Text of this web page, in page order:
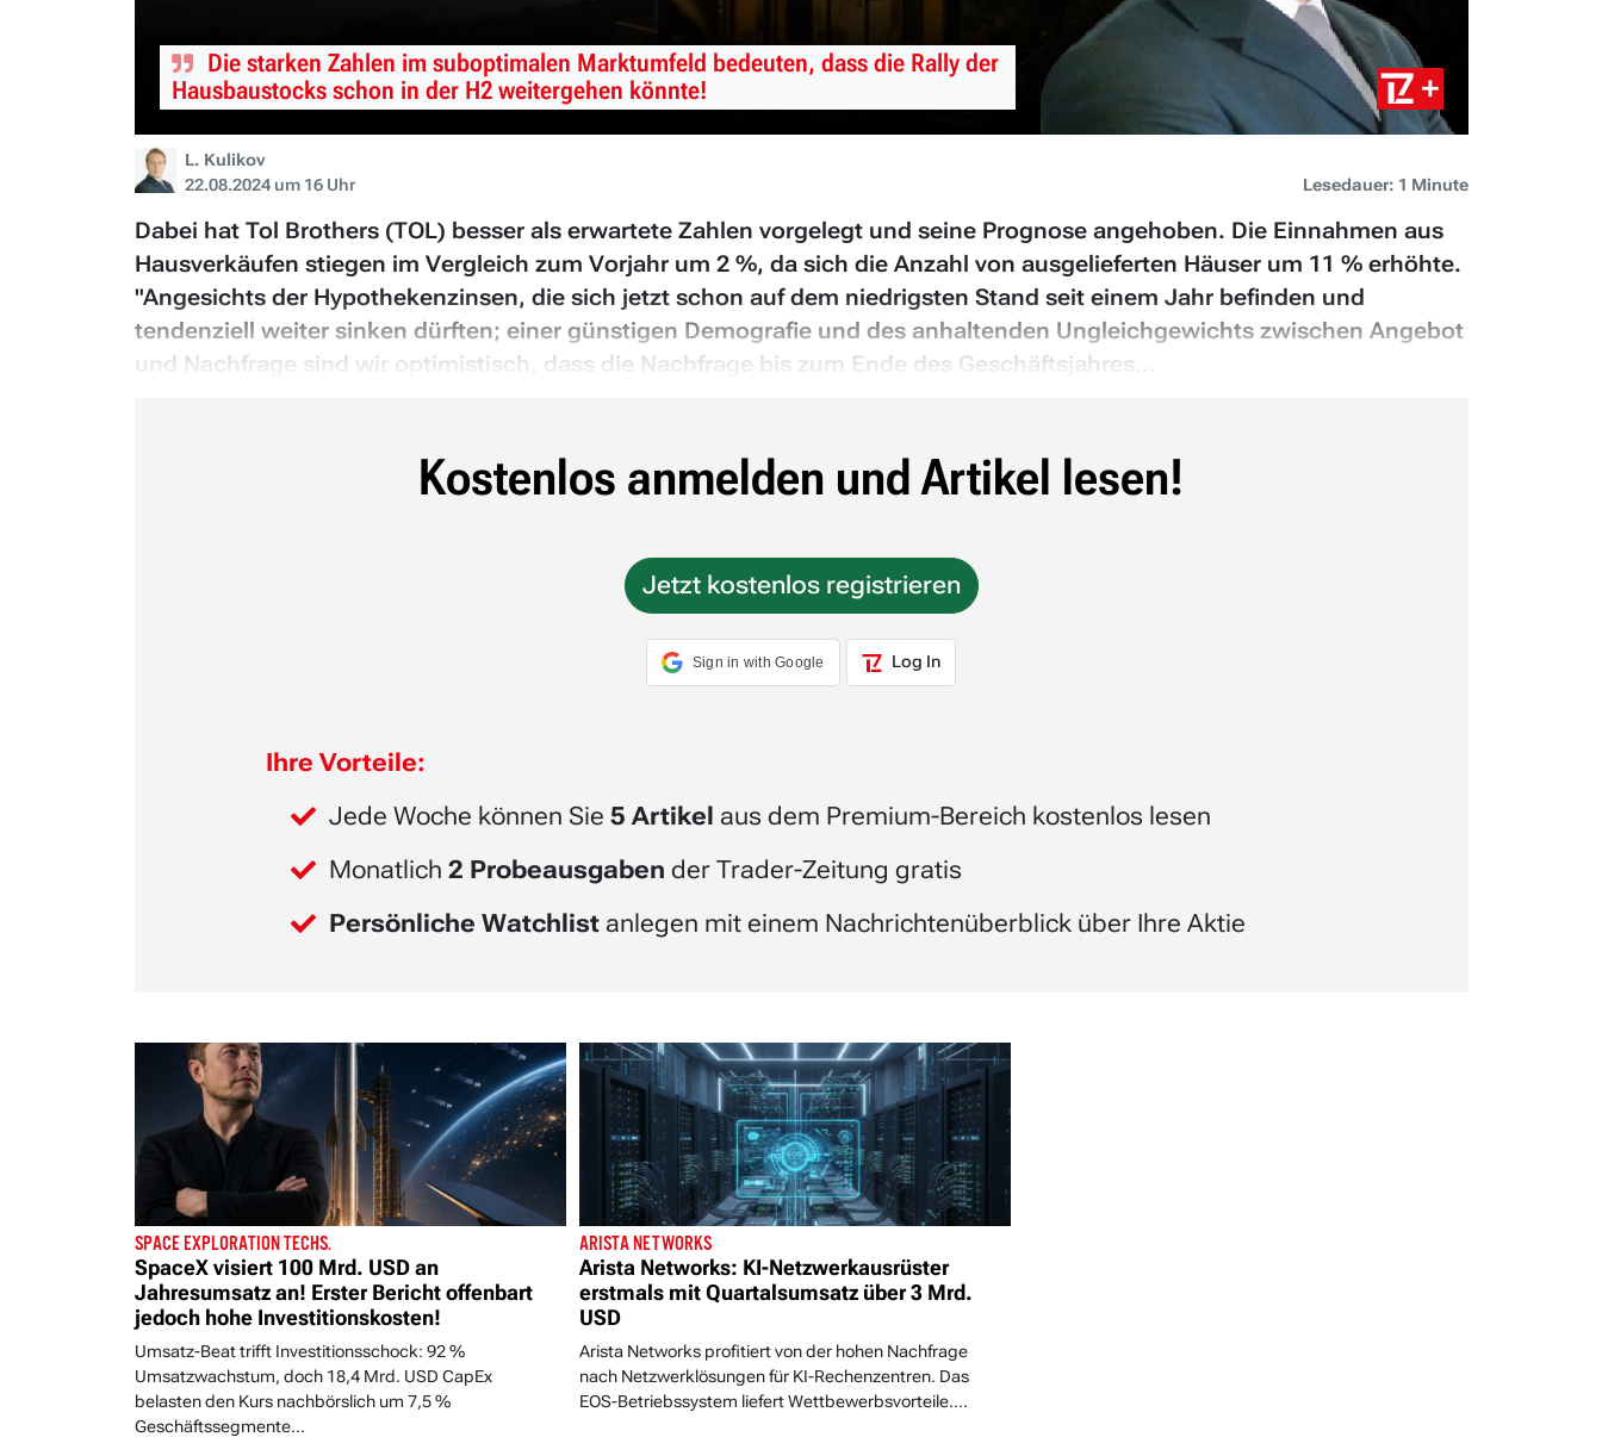
Die starken Zahlen im suboptimalen Marktumfeld bedeuten, dass die Rally der
Hausbaustocks schon in der H2 weitergehen könnte!
L. Kulikov
22.08.2024 um 16 Uhr
Lesedauer: 1 Minute
Dabei hat Tol Brothers (TOL) besser als erwartete Zahlen vorgelegt und seine Prognose angehoben. Die Einnahmen aus
Hausverkäufen stiegen im Vergleich zum Vorjahr um 2 %, da sich die Anzahl von ausgelieferten Häuser um 11 % erhöhte.
"Angesichts der Hypothekenzinsen, die sich jetzt schon auf dem niedrigsten Stand seit einem Jahr befinden und
tendenziell weiter sinken dürften; einer günstigen Demografie und des anhaltenden Ungleichgewichts zwischen Angebot
und Nachfrage sind wir optimistisch, dass die Nachfrage bis zum Ende des Geschäftsjahres...
Kostenlos anmelden und Artikel lesen!
Jetzt kostenlos registrieren
Sign in with Google Log In
Ihre Vorteile:
Jede Woche können Sie 5 Artikel aus dem Premium-Bereich kostenlos lesen
Monatlich 2 Probeausgaben der Trader-Zeitung gratis
Persönliche Watchlistanlegen mit einem Nachrichtenüberblick über Ihre Aktie
SPACE EXPLORATION TECHS.
SpaceX visiert 100 Mrd. USD an
Jahresumsatz an! Erster Bericht offenbart
jedoch hohe Investitionskosten!
Umsatz-Beat trifft Investitionsschock: 92 %
Umsatzwachstum, doch 18,4 Mrd. USD CapEx
belasten den Kurs nachbörslich um 7,5 %
Geschäftssegmente...
ARISTA NETWORKS
Arista Networks: KI-Netzwerkausrüster
erstmals mit Quartalsumsatz über 3 Mrd.
USD
Arista Networks profitiert von der hohen Nachfrage
nach Netzwerklösungen für KI-Rechenzentren. Das
EOS-Betriebssystem liefert Wettbewerbsvorteile....